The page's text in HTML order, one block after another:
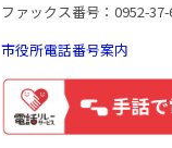
ファックス番号：0952-37-
市役所電話番号案内